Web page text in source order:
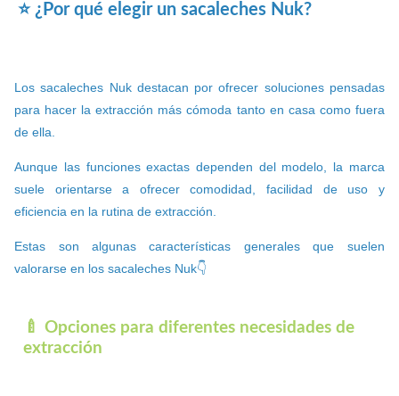
⭐ ¿Por qué elegir un sacaleches Nuk?
Los sacaleches Nuk destacan por ofrecer soluciones pensadas
para hacer la extracción más cómoda tanto en casa como fuera
de ella.
Aunque las funciones exactas dependen del modelo, la marca
suele orientarse a ofrecer comodidad, facilidad de uso y
eficiencia en la rutina de extracción.
Estas son algunas características generales que suelen
valorarse en los sacaleches Nuk👇
🍼 Opciones para diferentes necesidades de
extracción